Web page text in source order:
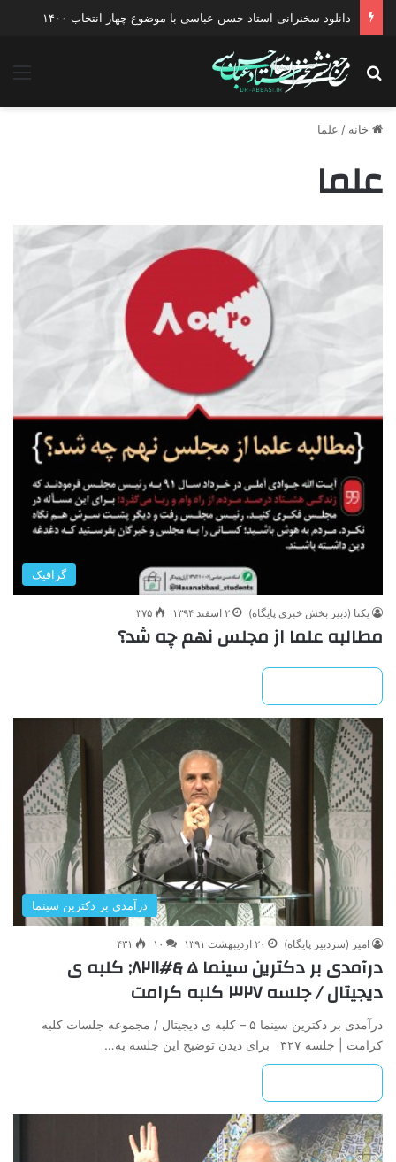
دانلود سخنرانی استاد حسن عباسی با موضوع چهار انتخاب ۱۴۰۰
جستجو برای
خانه / علما
علما
گرافیک
یکتا (دبیر بخش خبری پایگاه) ۲ اسفند ۱۳۹۴ ۳۷۵
مطالبه علما از مجلس نهم چه شد؟
درآمدی بر دکترین سینما
امیر (سردبیر پایگاه) ۲۰ اردیبهشت ۱۳۹۱ ۱۰ ۴۳۱
درآمدی بر دکترین سینما ۵ &#۸۲۱۱; کلبه ی
دیجیتال / جلسه ۳۲۷ کلبه کرامت
درآمدی بر دکترین سینما ۵ – کلبه ی دیجیتال / مجموعه جلسات کلبه
کرامت | جلسه ۳۲۷ برای دیدن توضیح این جلسه به…